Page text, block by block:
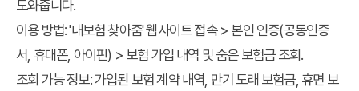
도와줍니다.
이용 방법:'내보험 찾아줌' 웹사이트 접속 > 본인 인증(공동인증
서, 휴대폰, 아이핀) > 보험 가입 내역 및 숨은 보험금 조회.
조회 가능 정보:가입된 보험 계약 내역, 만기 도래 보험금, 휴면 보